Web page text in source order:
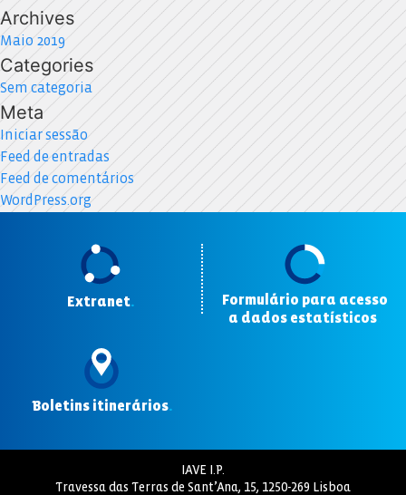
Archives
Maio 2019
Categories
Sem categoria
Meta
Iniciar sessão
Feed de entradas
Feed de comentários
WordPress.org
Extranet.
Formulário para acesso
a dados estatísticos
Boletins itinerários.
IAVE I.P.
Travessa das Terras de Sant’Ana, 15, 1250-269 Lisboa